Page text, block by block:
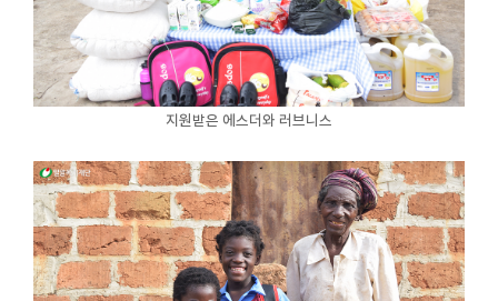
지원받은 에스더와 러브니스